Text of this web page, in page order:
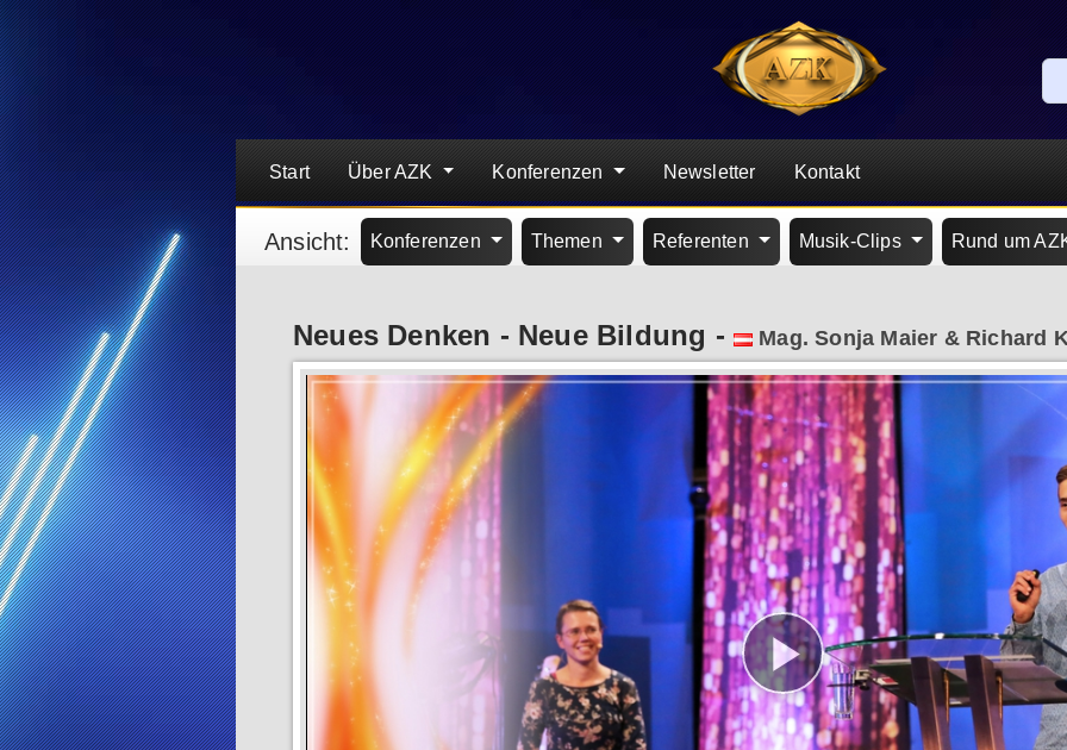
Start Über AZK Konferenzen Newsletter Kontakt
Ansicht: Konferenzen Themen Referenten Musik-Clips Rund um
Neues Denken - Neue Bildung - Mag. Sonja Maier & Richard